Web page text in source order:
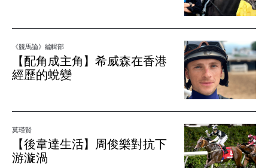
《競馬論》編輯部
【配角成主角】希威森在香港
經歷的蛻變
莫瑾賢
【後韋達生活】周俊樂對抗下
游漩渦